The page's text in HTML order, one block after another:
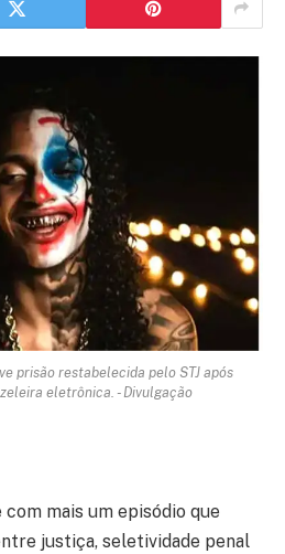
prisão restabelecida pelo STJ após
eletrônica. - Divulgação
mais um episódio que
justiça, seletividade penal